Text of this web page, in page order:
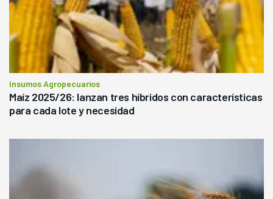
Insumos Agropecuarios
Maíz 2025/26: lanzan tres híbridos con características
para cada lote y necesidad